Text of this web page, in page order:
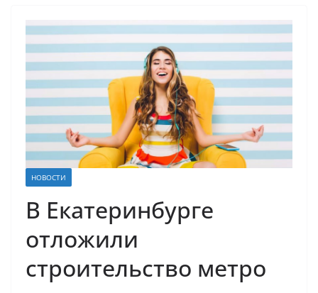
НОВОСТИ
В Екатеринбурге
отложили
строительство метро